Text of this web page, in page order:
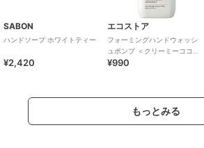
SABON
ハンドソープ ホワイトティー
¥2,420
エコストア
フォーミングハンドウォッシ
ュポンプ ＜クリーミーココナ
ッツ＞ ２５０ｍＬ
¥990
もっとみる